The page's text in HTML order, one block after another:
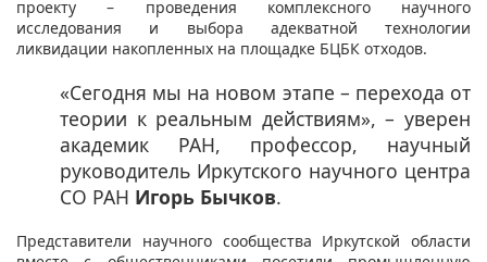
проекту – проведения комплексного научного
исследования и выбора адекватной технологии
ликвидации накопленных на площадке БЦБК отходов.
«Сегодня мы на новом этапе – перехода от
теории к реальным действиям», – уверен
академик РАН, профессор, научный
руководитель Иркутского научного центра
СО РАН Игорь Бычков. ​
Представители научного сообщества Иркутской области